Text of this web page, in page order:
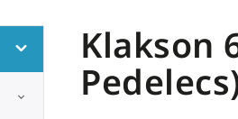
Klakson